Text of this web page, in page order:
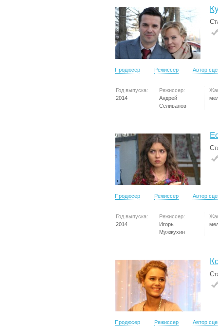
Продюсер Режиссер Автор
Год выпуска:
2014
Режиссер:
Андрей
Селиванов
Продюсер Режиссер Автор
Год выпуска:
2014
Режиссер:
Игорь
Мужжухин
Продюсер Режиссер Автор